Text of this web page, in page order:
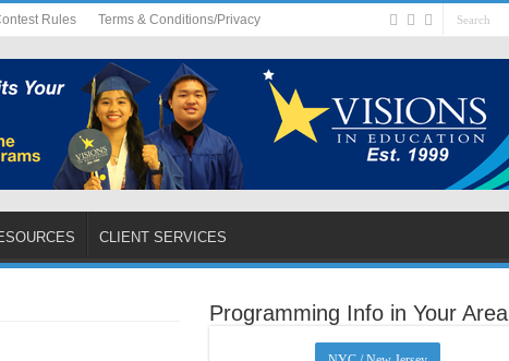
Rules Terms & Conditions/Privacy
CLIENT SERVICES
Programming Info in Your Area